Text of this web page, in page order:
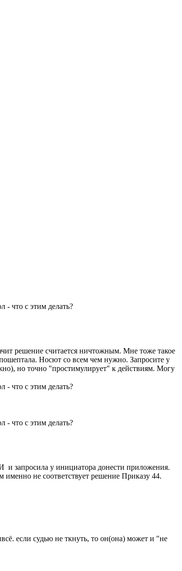
- что с этим делать?
решение считается ничтожным. Мне тоже такое
Носют со всем чем нужно. Запросите у
но точно "простимулирует" к действиям. Могу
- что с этим делать?
- что с этим делать?
запросила у инициатора донести приложения.
не соответствует решение Приказу 44.
если судью не ткнуть, то он(она) может и "не